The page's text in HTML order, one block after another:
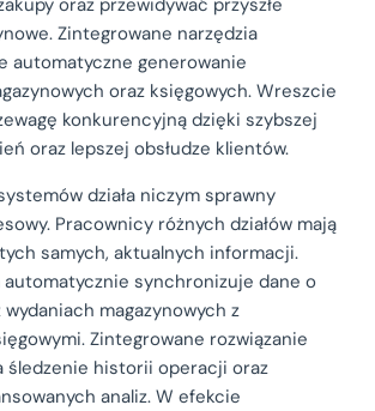
oraz przewidywać przyszłe
Zintegrowane narzędzia
automatyczne generowanie
oraz księgowych. Wreszcie
konkurencyjną dzięki szybszej
oraz lepszej obsłudze klientów.
działa niczym sprawny
Pracownicy różnych działów mają
samych, aktualnych informacji.
synchronizuje dane o
magazynowych z
Zintegrowane rozwiązanie
śledzenie historii operacji oraz
analiz. W efekcie